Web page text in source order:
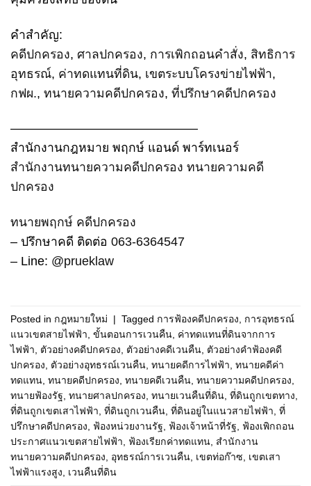
คำสำคัญ:
คดีปกครอง, ศาลปกครอง, การเพิกถอนคำสั่ง, สิทธิการ
อุทธรณ์, ค่าทดแทนที่ดิน, เขตระบบโครงข่ายไฟฟ้า,
กฟผ., ทนายความคดีปกครอง, ที่ปรึกษาคดีปกครอง
———————————————
สำนักงานกฎหมาย พฤกษ์ แอนด์ พาร์ทเนอร์
สำนักงานทนายความคดีปกครอง ทนายความคดี
ปกครอง
ทนายพฤกษ์ คดีปกครอง
– ปรึกษาคดี ติดต่อ 063-6364547
– Line: @prueklaw
Posted in กฎหมายใหม่ | Tagged การฟ้องคดีปกครอง
การอุทธรณ์
แนวเขตสายไฟฟ้า ขั้นตอนการเวนคืน ค่าทดแทนที่ดินจากการ
ไฟฟ้า
ตัวอย่างคดีปกครอง ตัวอย่างคดีเวนคืน ตัวอย่างคำฟ้องคดี
ปกครอง
ตัวอย่างอุทธรณ์เวนคืน ทนายคดีการไฟฟ้า ทนายคดีค่า
ทดแทน ทนายคดีปกครอง ทนายคดีเวนคืน ทนายความคดีปกครอง
ทนายฟ้องรัฐ ทนายศาลปกครอง ทนายเวนคืนที่ดิน ที่ดินถูกเขตทาง
ที่ดินถูกเขตเสาไฟฟ้า ที่ดินถูกเวนคืน ที่ดินอยู่ในแนวสายไฟฟ้า ที่
ปรึกษาคดีปกครอง
ฟ้องหน่วยงานรัฐ ฟ้องเจ้าหน้าที่รัฐ
ฟ้องเพิกถอน
ประกาศแนวเขตสายไฟฟ้า
ฟ้องเรียกค่าทดแทน สำนักงาน
ทนายความคดีปกครอง
อุทธรณ์การเวนคืน เขตท่อก๊าซ
เขตเสา
ไฟฟ้าแรงสูง
เวนคืนที่ดิน